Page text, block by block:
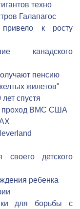
техно
Галапагос
к росту
канадского
пенсию
жилетов"
спустя
проход ВМС США
детского
ребенка
для борьбы с